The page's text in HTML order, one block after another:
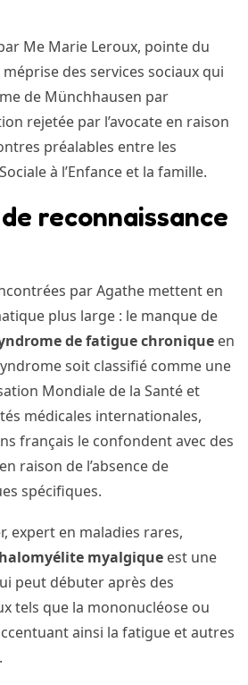
Me Marie Leroux, pointe du
des services sociaux qui
de Münchhausen par
rejetée par l’avocate en raison
préalables entre les
à l’Enfance et la famille.
reconnaissance
par Agathe mettent en
plus large : le manque de
de fatigue chronique en
soit classifié comme une
Mondiale de la Santé et
médicales internationales,
français le confondent avec des
raison de l’absence de
spécifiques.
expert en maladies rares,
myalgique est une
peut débuter après des
tels que la mononucléose ou
ainsi la fatigue et autres